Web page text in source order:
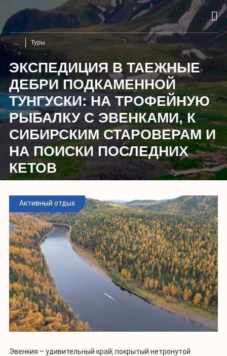
Туры
ЭКСПЕДИЦИЯ В ТАЕЖНЫЕ
ДЕБРИ ПОДКАМЕННОЙ
ТУНГУСКИ: НА ТРОФЕЙНУЮ
РЫБАЛКУ С ЭВЕНКАМИ, К
СИБИРСКИМ СТАРОВЕРАМ И
НА ПОИСКИ ПОСЛЕДНИХ
КЕТОВ
Активный отдых
Эвенкия – удивительный край, покрытый нетронутой